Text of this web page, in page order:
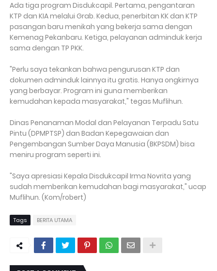
Ada tiga program Disdukcapil. Pertama, pengantaran
KTP dan KIA melalui Grab. Kedua, penerbitan KK dan KTP
pasangan baru menikah yang bekerja sama dengan
Kemenag Pekanbaru. Ketiga, pelayanan adminduk kerja
sama dengan TP PKK.
"Perlu saya tekankan bahwa pengurusan KTP dan
dokumen adminduk lainnya itu gratis. Hanya ongkirnya
yang berbayar. Program ini guna memberikan
kemudahan kepada masyarakat," tegas Muflihun.
Dinas Penanaman Modal dan Pelayanan Terpadu Satu
Pintu (DPMPTSP) dan Badan Kepegawaian dan
Pengembangan Sumber Daya Manusia (BKPSDM) bisa
meniru program seperti ini.
"Saya apresiasi Kepala Disdukcapil Irma Novrita yang
sudah memberikan kemudahan bagi masyarakat," ucap
Muflihun. (Kom/robert)
Tags BERITA UTAMA